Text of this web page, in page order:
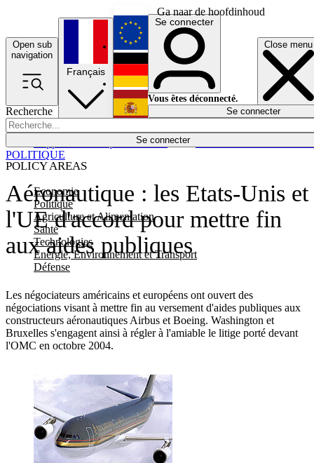
Ga naar de hoofdinhoud
Open sub
navigation
Close menu
Recherche
Se connecter
POLICY AREAS
Economie
Politique
Agriculture et Alimentation
Santé
Technologies
Energie, Environnement et Transport
Défense
Économie
Français
English
Deutsch
Español
Se connecter
Vous êtes déconnecté.
Se connecter
Aéronautique : les Etats-Unis et
l'UE d'accord pour mettre fin
aux aides publiques
Les négociateurs américains et européens ont ouvert des
négociations visant à mettre fin au versement d'aides publiques aux
constructeurs aéronautiques Airbus et Boeing. Washington et
Bruxelles s'engagent ainsi à régler à l'amiable le litige porté devant
l'OMC en octobre 2004.
POLITIQUE